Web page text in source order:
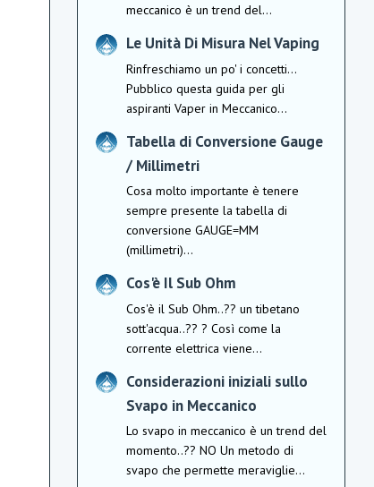
meccanico è un trend del...
Le Unità Di Misura Nel Vaping
Rinfreschiamo un po' i concetti...
Pubblico questa guida per gli
aspiranti Vaper in Meccanico...
Tabella di Conversione Gauge
/ Millimetri
Cosa molto importante è tenere
sempre presente la tabella di
conversione GAUGE=MM
(millimetri)...
Cos'è Il Sub Ohm
Cos'è il Sub Ohm..?? un tibetano
sott'acqua..?? ? Così come la
corrente elettrica viene...
Considerazioni iniziali sullo
Svapo in Meccanico
Lo svapo in meccanico è un trend del
momento..?? NO Un metodo di
svapo che permette meraviglie...